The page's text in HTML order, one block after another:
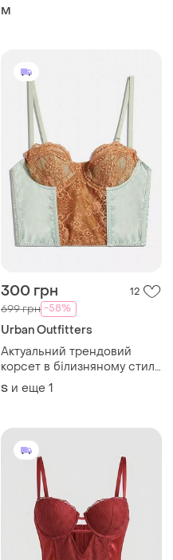
M
300 грн 12
699 грн -58%
Urban Outfitters
Актуальний трендовий
корсет в білизняному стилі
у2к з мереживом urban
outfitters uk 10 m 38 на
S и еще 1